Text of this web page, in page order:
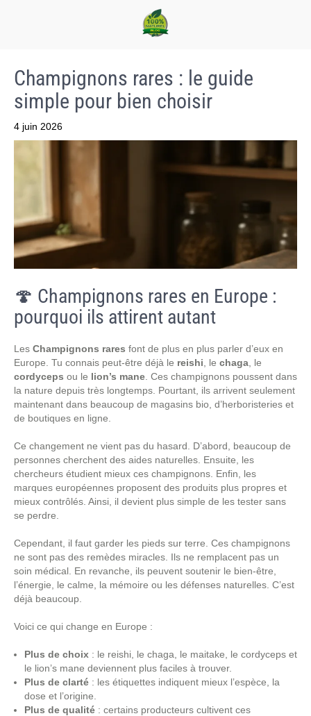
Champignons rares : le guide
simple pour bien choisir
4 juin 2026
🍄 Champignons rares en Europe :
pourquoi ils attirent autant
Les Champignons rares font de plus en plus parler d’eux en
Europe. Tu connais peut-être déjà le reishi , le chaga , le
cordyceps ou le lion’s mane . Ces champignons poussent dans
la nature depuis très longtemps. Pourtant, ils arrivent seulement
maintenant dans beaucoup de magasins bio, d’herboristeries et
de boutiques en ligne.
Ce changement ne vient pas du hasard. D’abord, beaucoup de
personnes cherchent des aides naturelles. Ensuite, les
chercheurs étudient mieux ces champignons. Enfin, les
marques européennes proposent des produits plus propres et
mieux contrôlés. Ainsi, il devient plus simple de les tester sans
se perdre.
Cependant, il faut garder les pieds sur terre. Ces champignons
ne sont pas des remèdes miracles. Ils ne remplacent pas un
soin médical. En revanche, ils peuvent soutenir le bien-être,
l’énergie, le calme, la mémoire ou les défenses naturelles. C’est
déjà beaucoup.
Voici ce qui change en Europe :
Plus de choix : le reishi, le chaga, le maitake, le cordyceps et
le lion’s mane deviennent plus faciles à trouver.
Plus de clarté : les étiquettes indiquent mieux l’espèce, la
dose et l’origine.
Plus de qualité : certains producteurs cultivent ces